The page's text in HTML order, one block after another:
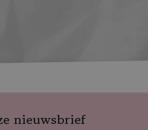
nieuwsbrief